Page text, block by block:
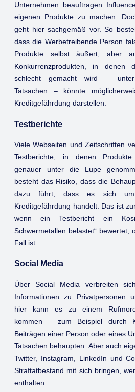
Unternehmen beauftragen
eigenen Produkte zu machen.
geht hier sachgemäß vor. So
dass die Werbetreibende Person
Produkte selbst äußert, aber
Konkurrenzprodukten, in denen
schlecht gemacht wird – unter
Tatsachen – könnte
Kreditgefährdung darstellen.
Testberichte
Viele Webseiten und Zeitschriften
Testberichte, in denen Produkte
genauer unter die Lupe
besteht das Risiko, dass die
dazu führt, dass es sich
Kreditgefährdung handelt. Das ist
wenn ein Testbericht ein
Schwermetallen belastet“ bewertet,
Fall ist.
Social Media
Über Social Media verbreiten
Informationen zu Privatpersonen
hier kann es zu einem
kommen – zum Beispiel durch
Beiträgen einer Person oder eines
Tatsachen behaupten. Aber auch
Twitter, Instagram, LinkedIn und
Straftatbestand mit sich bringen,
enthalten.